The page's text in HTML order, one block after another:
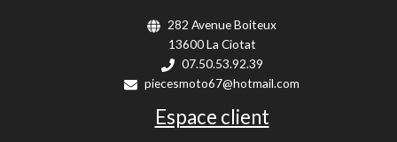
282 Avenue Boiteux
13600 La Ciotat
07.50.53.92.39
piecesmoto67@hotmail.com
Espace client